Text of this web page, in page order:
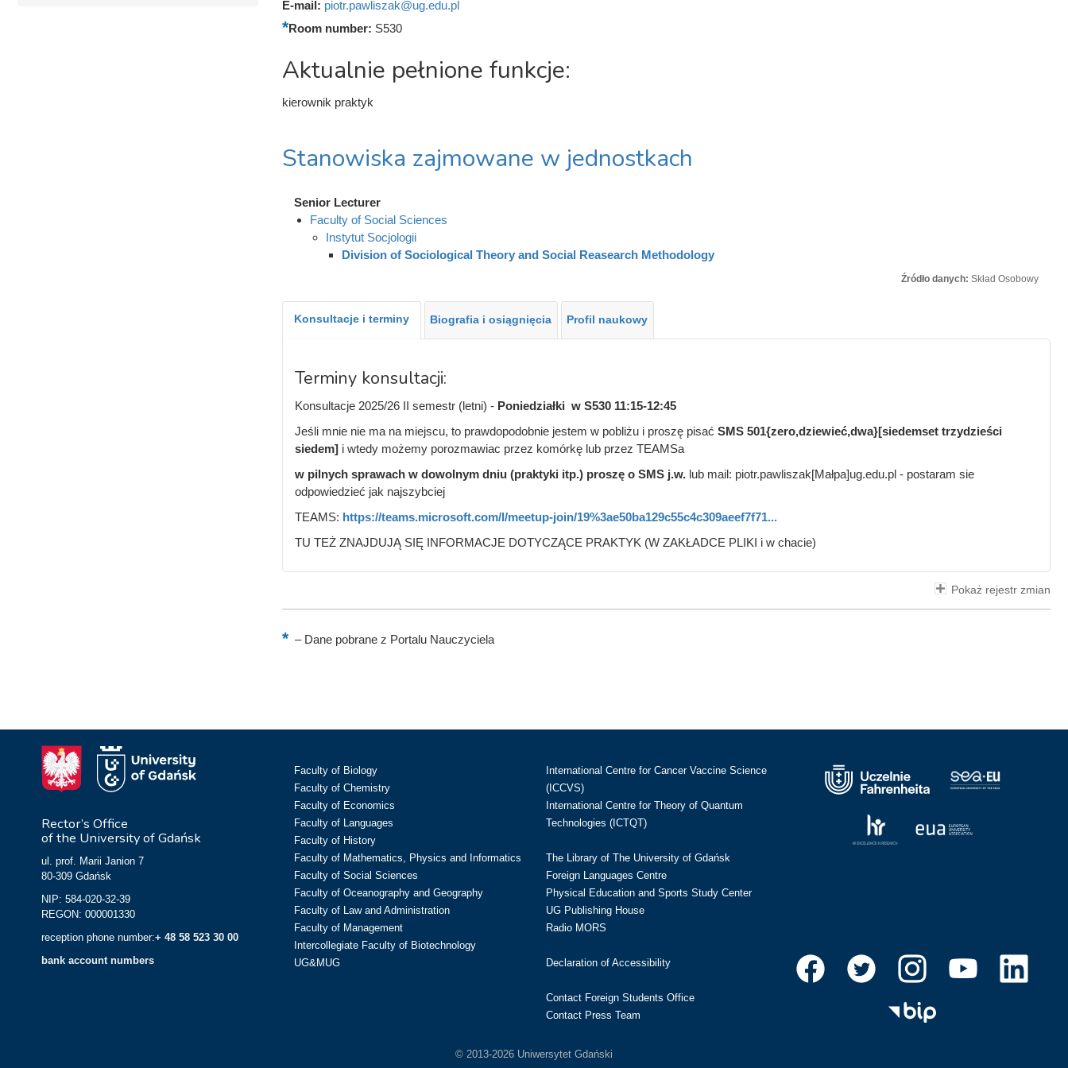
E-mail: piotr.pawliszak@ug.edu.pl
Room number: S530
Aktualnie pełnione funkcje:
kierownik praktyk
Stanowiska zajmowane w jednostkach
Senior Lecturer
Faculty of Social Sciences
Instytut Socjologii
Division of Sociological Theory and Social Reasearch Methodology
Źródło danych: Skład Osobowy
Konsultacje i terminy Biografia i osiągnięcia Profil naukowy
Terminy konsultacji:
Konsultacje 2025/26 II semestr (letni) - Poniedziałki w S530 11:15-12:45
Jeśli mnie nie ma na miejscu, to prawdopodobnie jestem w pobliżu i proszę pisać SMS 501{zero,dziewieć,dwa}[siedemset trzydzieści
siedem]i wtedy możemy porozmawiac przez komórkę lub przez TEAMSa
w pilnych sprawach w dowolnym dniu (praktyki itp.) proszę o SMS j.w. lub mail: piotr.pawliszak[Małpa]ug.edu.pl - postaram sie
odpowiedzieć jak najszybciej
TEAMS: https://teams.microsoft.com/l/meetup-join/19%3ae50ba129c55c4c309aeef7f71...
TU TEŻ ZNAJDUJĄ SIĘ INFORMACJE DOTYCZĄCE PRAKTYK (W ZAKŁADCE PLIKI i w chacie)
Pokaż rejestr zmian
–Dane pobrane z Portalu Nauczyciela
Rector’s Office
of the University of Gdańsk
ul. prof. Marii Janion 7
80-309 Gdańsk
NIP: 584-020-32-39
REGON: 000001330
reception phone number:+ 48 58 523 30 00
bank account numbers
Faculty of Biology
Faculty of Chemistry
Faculty of Economics
Faculty of Languages
Faculty of History
Faculty of Mathematics, Physics and Informatics
Faculty of Social Sciences
Faculty of Oceanography and Geography
Faculty of Law and Administration
Faculty of Management
Intercollegiate Faculty of Biotechnology
UG&MUG
International Centre for Cancer Vaccine Science
(ICCVS)
International Centre for Theory of Quantum
Technologies (ICTQT)
The Library of The University of Gdańsk
Foreign Languages Centre
Physical Education and Sports Study Center
UG Publishing House
Radio MORS
Declaration of Accessibility
Contact Foreign Students Office
Contact Press Team
© 2013-2026 Uniwersytet Gdański